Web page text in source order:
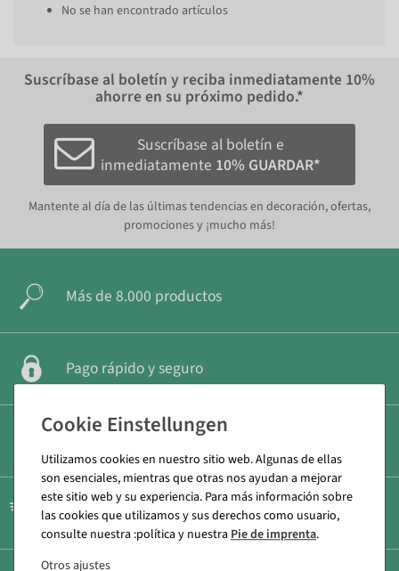
No se han encontrado artículos
Suscríbase al boletín y reciba inmediatamente 10%
ahorre en su próximo pedido.*
Suscríbase al boletín e
inmediatamente 10% GUARDAR*
Mantente al día de las últimas tendencias en decoración, ofertas,
promociones y ¡mucho más!
Más de 8.000 productos
Pago rápido y seguro
Gastos de envío reducidos
Envío rápido
Utilizamos cookies en nuestro sitio web. Algunas de ellas
son esenciales, mientras que otras nos ayudan a mejorar
este sitio web y su experiencia. Para más información sobre
las cookies que utilizamos y sus derechos como usuario,
consulte nuestra :política y nuestra Pie de imprenta.
Otros ajustes